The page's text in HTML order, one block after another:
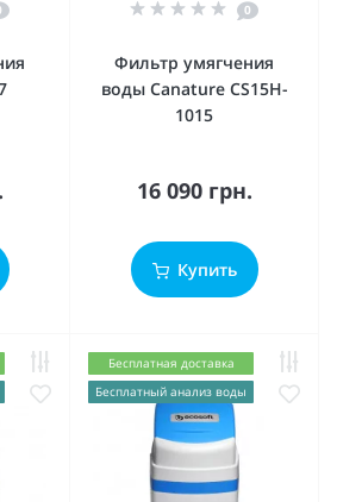
0
Фильтр умягчения
воды Canature CS15H-
1015
16 090 грн.
Купить
Бесплатная доставка
Бесплатный анализ воды